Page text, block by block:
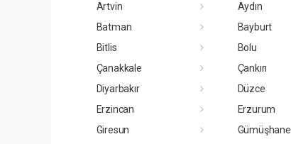
Artvin
Aydın
Batman
Bayburt
Bitlis
Bolu
Çanakkale
Çankırı
Diyarbakır
Düzce
Erzincan
Erzurum
Giresun
Gümüşhane